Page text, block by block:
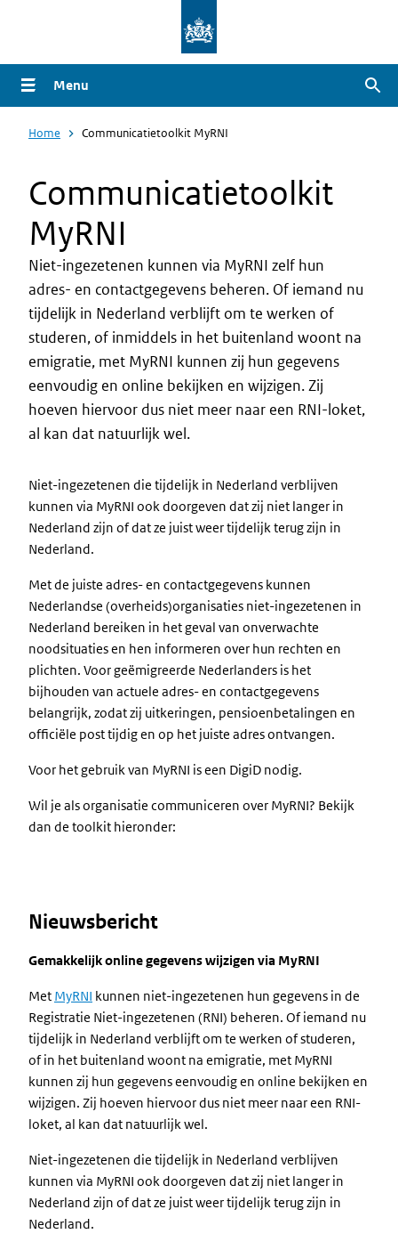
naar
de
gaan
Menu
Home Communicatietoolkit MyRNI
Communicatietoolkit
MyRNI
Intro
Niet-ingezetenen kunnen via MyRNI zelf hun
adres- en contactgegevens beheren. Of iemand nu
tijdelijk in Nederland verblijft om te werken of
studeren, of inmiddels in het buitenland woont na
emigratie, met MyRNI kunnen zij hun gegevens
eenvoudig en online bekijken en wijzigen. Zij
hoeven hiervoor dus niet meer naar een RNI-loket,
al kan dat natuurlijk wel.
Niet-ingezetenen die tijdelijk in Nederland verblijven
kunnen via MyRNI ook doorgeven dat zij niet langer in
Nederland zijn of dat ze juist weer tijdelijk terug zijn in
Nederland.
Met de juiste adres- en contactgegevens kunnen
Nederlandse (overheids)organisaties niet-ingezetenen in
Nederland bereiken in het geval van onverwachte
noodsituaties en hen informeren over hun rechten en
plichten. Voor geëmigreerde Nederlanders is het
bijhouden van actuele adres- en contactgegevens
belangrijk, zodat zij uitkeringen, pensioenbetalingen en
officiële post tijdig en op het juiste adres ontvangen.
Voor het gebruik van MyRNI is een DigiD nodig.
Wil je als organisatie communiceren over MyRNI? Bekijk
dan de toolkit hieronder:
Nieuwsbericht
Gemakkelijk online gegevens wijzigen via MyRNI
Met MyRNI kunnen niet-ingezetenen hun gegevens in de
Registratie Niet-ingezetenen (RNI) beheren. Of iemand nu
tijdelijk in Nederland verblijft om te werken of studeren,
of in het buitenland woont na emigratie, met MyRNI
kunnen zij hun gegevens eenvoudig en online bekijken en
wijzigen. Zij hoeven hiervoor dus niet meer naar een RNI-
loket, al kan dat natuurlijk wel.
Niet-ingezetenen die tijdelijk in Nederland verblijven
kunnen via MyRNI ook doorgeven dat zij niet langer in
Nederland zijn of dat ze juist weer tijdelijk terug zijn in
Nederland.